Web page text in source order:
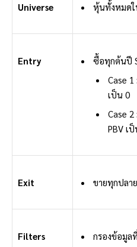
Universe หุ้นทั้งหมดใ
Entry
ซื้อทุกต้นปี
Case 1
เป็น 0
Case
PBV เ
Exit ขายทุกปลา
Filters
กรองข้อมูล